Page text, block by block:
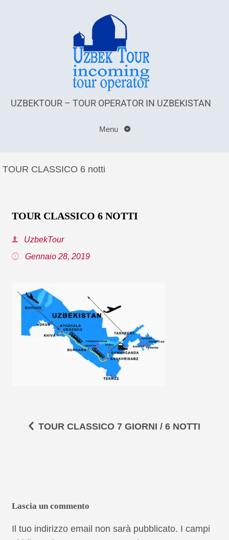
UZBEKTOUR – TOUR OPERATOR IN UZBEKISTAN
Menu
TOUR CLASSICO 6 notti
TOUR CLASSICO 6 NOTTI
UzbekTour
Gennaio 28, 2019
TOUR CLASSICO 7 GIORNI / 6 NOTTI
Lascia un commento
Il tuo indirizzo email non sarà pubblicato. I campi